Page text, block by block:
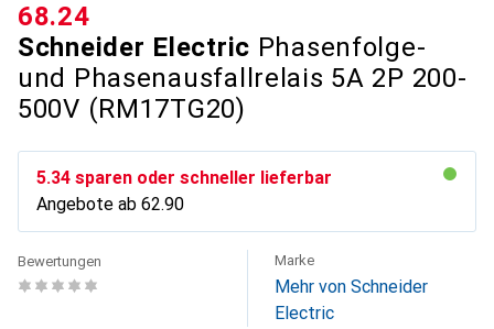
Schneider Electric Phasenfolge-
und Phasenausfallrelais 5A 2P 200-
500V (RM17TG20)
CHF
68.24
CHF
5.34 sparen oder schneller lieferbar
Angebote ab CHF
62.90
Bewertungen Marke
Mehr von Schneider
Electric